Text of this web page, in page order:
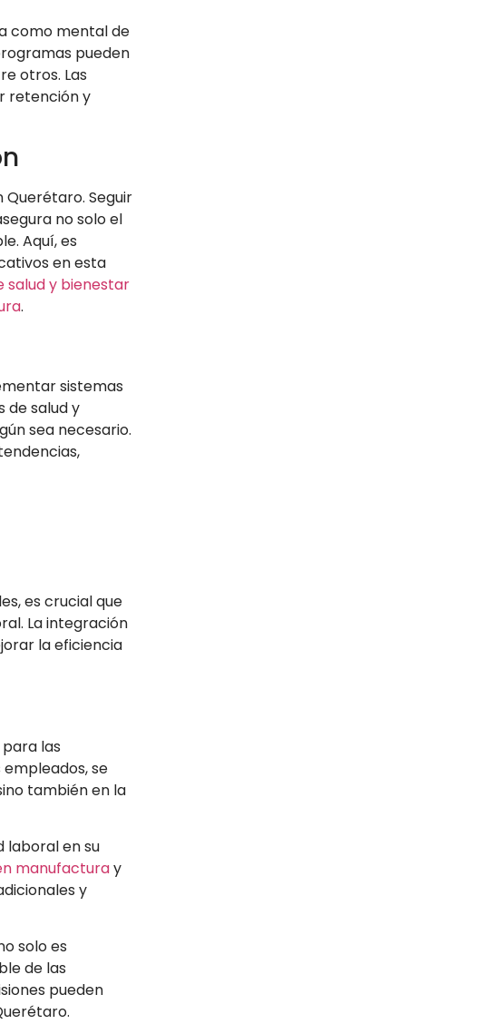
como mental de
pueden
otros. Las
retención y
Seguir
no solo el
Aquí, es
en esta
salud y bienestar
.
sistemas
de salud y
sea necesario.
es crucial que
La integración
la eficiencia
las
se
también en la
laboral en su
manufacturay
y
solo es
de las
pueden